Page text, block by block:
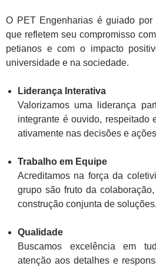
O PET Engenharias é guiado
que refletem seu compromisso
petianos e com o impacto
universidade e na sociedade.
Liderança Interativa
Valorizamos uma liderança
integrante é ouvido, respeitado
ativamente nas decisões e
Trabalho em Equipe
Acreditamos na força da
grupo são fruto da
construção conjunta de soluções.
Qualidade
Buscamos excelência em
atenção aos detalhes e